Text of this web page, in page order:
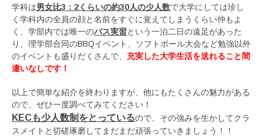
学科は男女比3：2くらいの約30人の少人数で大学にしては珍し
く学科内の全員の顔と名前をすぐに覚えてしまうくらい仲もよ
く、学部内では唯一のバス実習という一泊二日の遠足があった
り、理学部合同のBBQイベント、ソフトボール大会など勉強以外
のイベントも盛りだくさんで、 充実した大学生活を送れること間
違いなしです！
以上で簡単な紹介を終わりますが、他にもたくさんの魅力がある
ので、ぜひ一度調べてみてください！
KECも少人数制をとっているので、その強みを生かしてクラ
スメイトと切磋琢磨してまだまだ頑張っていきましょう！！